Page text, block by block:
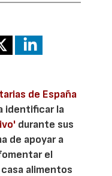
de España
identificar la
durante sus
de apoyar a
el
alimentos